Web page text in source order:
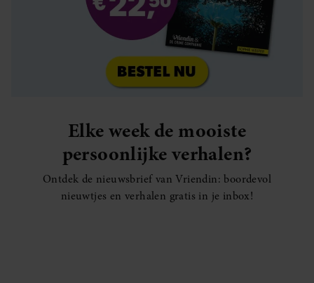
Elke week de mooiste
persoonlijke verhalen?
Ontdek de nieuwsbrief van Vriendin: boordevol
nieuwtjes en verhalen gratis in je inbox!